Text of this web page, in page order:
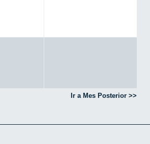
Ir a Mes Posterior >>